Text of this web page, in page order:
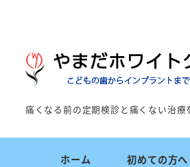
痛くなる前の定期検診と痛くない治
ホーム 初めての方へ